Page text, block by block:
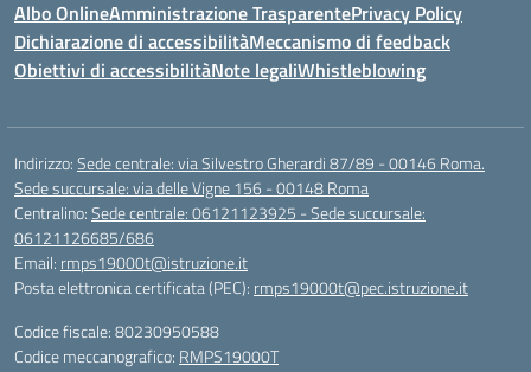
Albo OnlineAmministrazione TrasparentePrivacy Policy
Dichiarazione di accessibilitàMeccanismo di feedback
Obiettivi di accessibilitàNote legaliWhistleblowing
Indirizzo:Sede centrale: via Silvestro Gherardi 87/89 - 00146 Roma.
Sede succursale: via delle Vigne 156 - 00148 Roma
Centralino:Sede centrale: 06121123925 - Sede succursale:
06121126685/686
Email: rmps19000t@istruzione.it
Posta elettronica certificata (PEC): rmps19000t@pec.istruzione.it
Codice fiscale: 80230950588
Codice meccanografico: RMPS19000T